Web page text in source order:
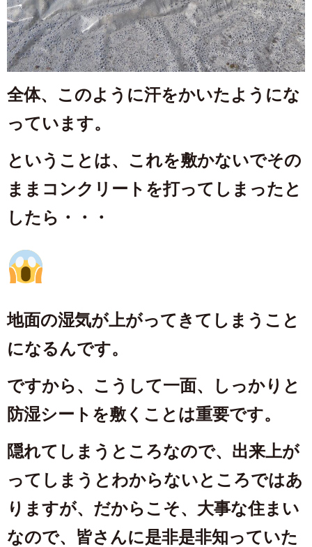
全体、このように汗をかいたようにな
っています。
ということは、これを敷かないでその
ままコンクリートを打ってしまったと
したら・・・
地面の湿気が上がってきてしまうこと
になるんです。
ですから、こうして一面、しっかりと
防湿シートを敷くことは重要です。
隠れてしまうところなので、出来上が
ってしまうとわからないところではあ
りますが、だからこそ、大事な住まい
なので、皆さんに是非是非知っていた